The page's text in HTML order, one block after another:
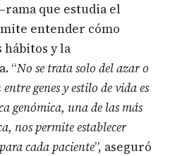
que estudia el
entender cómo
y la
“No se trata solo del azar o
genes y estilo de vida es
genómica, una de las más
nos permite establecer
cada paciente”, aseguró